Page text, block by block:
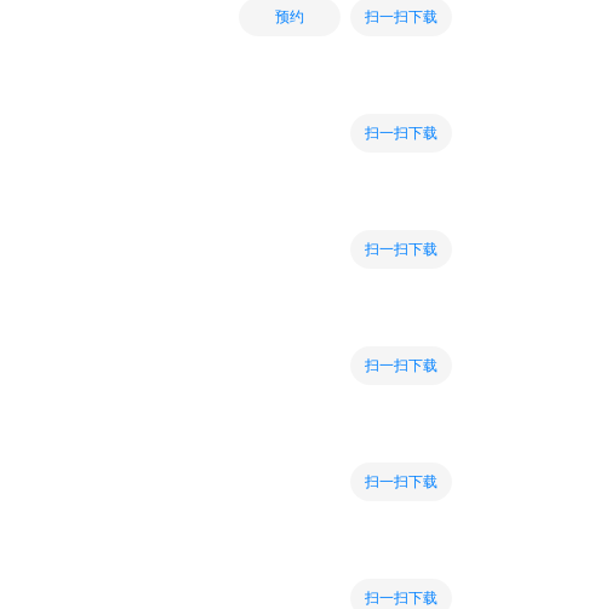
预约 扫一扫下载
扫一扫下载
扫一扫下载
扫一扫下载
扫一扫下载
扫一扫下载